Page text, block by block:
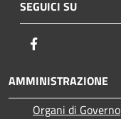
SEGUICI SU
AMMINISTRAZIONE
Organi di Governo